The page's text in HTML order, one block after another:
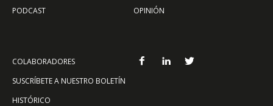
PODCAST
OPINIÓN
COLABORADORES
SUSCRÍBETE A NUESTRO BOLETÍN
HISTÓRICO